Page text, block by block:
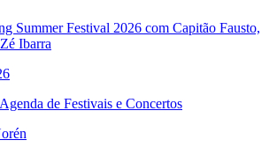
Summer Festival 2026 com Capitão Fausto,
Ibarra
de Festivais e Concertos